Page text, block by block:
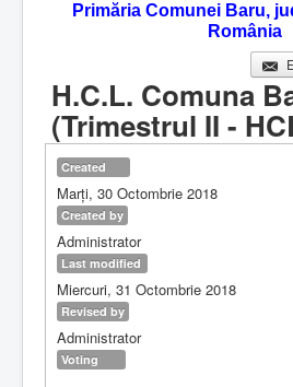
Servicii Online
Primăria Comunei Baru,
România
H.C.L. Comuna
(Trimestrul II -
Created
Marți, 30 Octombrie 2018
Created by
Administrator
Last modified
Miercuri, 31 Octombrie 2018
Revised by
Administrator
Voting